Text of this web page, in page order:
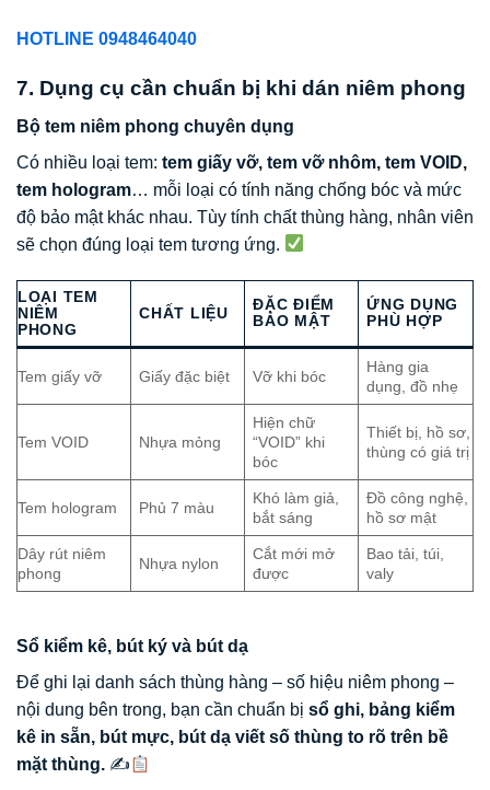
HOTLINE 0948464040
7. Dụng cụ cần chuẩn bị khi dán niêm phong
Bộ tem niêm phong chuyên dụng
Có nhiều loại tem: tem giấy vỡ, tem vỡ nhôm, tem VOID,
tem hologram… mỗi loại có tính năng chống bóc và mức
độ bảo mật khác nhau. Tùy tính chất thùng hàng, nhân viên
sẽ chọn đúng loại tem tương ứng.
LOẠI TEM
NIÊM
PHONG
CHẤT LIỆU
ĐẶC ĐIỂM
BẢO MẬT
ỨNG DỤNG
PHÙ HỢP
Tem giấy vỡ Giấy đặc biệt Vỡ khi bóc
Hàng gia
dụng, đồ nhẹ
Tem VOID Nhựa mỏng
Hiện chữ
“VOID” khi
bóc
Thiết bị, hồ sơ,
thùng có giá trị
Tem hologram Phủ 7 màu
Khó làm giả,
bắt sáng
Đồ công nghệ,
hồ sơ mật
Dây rút niêm
phong
Nhựa nylon
Cắt mới mở
được
Bao tải, túi,
valy
Sổ kiểm kê, bút ký và bút dạ
Để ghi lại danh sách thùng hàng – số hiệu niêm phong –
nội dung bên trong, bạn cần chuẩn bị sổ ghi, bảng kiểm
kê in sẵn, bút mực, bút dạ viết số thùng to rõ trên bề
mặt thùng. ✍